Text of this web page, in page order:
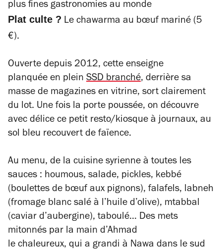
plus fines gastronomies au monde
Plat culte ? Le chawarma au bœuf mariné (5
€).
Ouverte depuis 2012, cette enseigne
planquée en plein SSD branché, derrière sa
masse de magazines en vitrine, sort clairement
du lot. Une fois la porte poussée, on découvre
avec délice ce petit resto/kiosque à journaux, au
sol bleu recouvert de faïence.
Au menu, de la cuisine syrienne à toutes les
sauces : houmous, salade, pickles, kebbé
(boulettes de bœuf aux pignons), falafels, labneh
(fromage blanc salé à l’huile d’olive), mtabbal
(caviar d’aubergine), taboulé… Des mets
mitonnés par la main d’Ahmad
le chaleureux, qui a grandi à Nawa dans le sud